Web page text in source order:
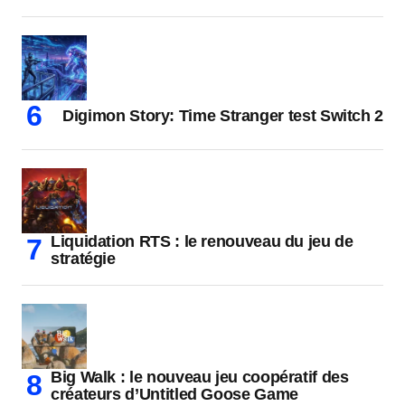
Digimon Story: Time Stranger test Switch 2
Liquidation RTS : le renouveau du jeu de
stratégie
Big Walk : le nouveau jeu coopératif des
créateurs d’Untitled Goose Game